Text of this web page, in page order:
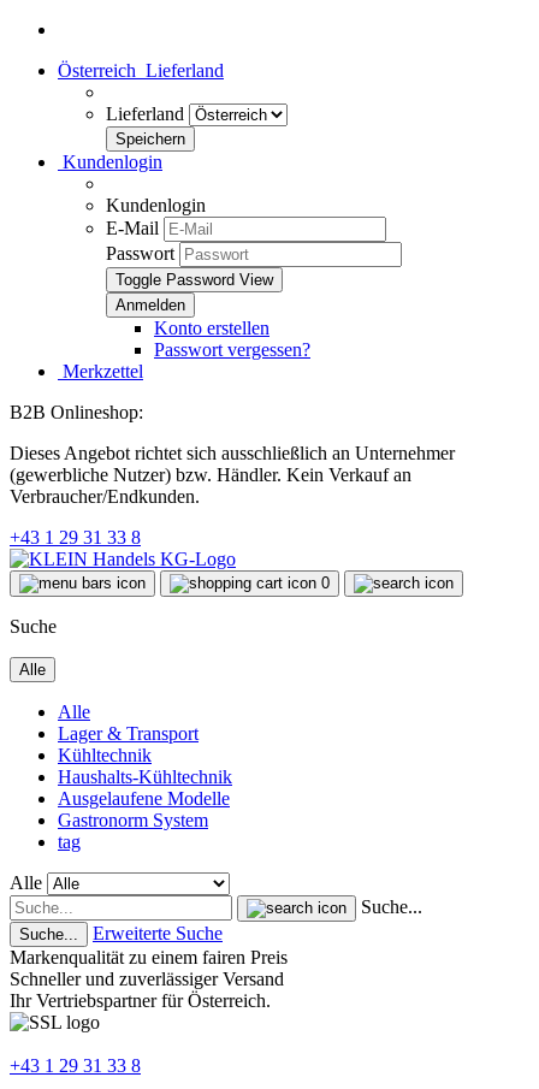
Österreich Lieferland
Lieferland
Kundenlogin
Kundenlogin
E-Mail
Passwort
Toggle Password View
Konto erstellen
Passwort vergessen?
Merkzettel
B2B Onlineshop:
Dieses Angebot richtet sich ausschließlich an Unternehmer
(gewerbliche Nutzer) bzw. Händler. Kein Verkauf an
Verbraucher/Endkunden.
+43 1 29 31 33 8
0
Suche
Alle
Alle
Lager & Transport
Kühltechnik
Haushalts-Kühltechnik
Ausgelaufene Modelle
Gastronorm System
tag
Alle
Suche...
Suche...
Erweiterte Suche
Markenqualität zu einem fairen Preis
Schneller und zuverlässiger Versand
Ihr Vertriebspartner für Österreich.
+43 1 29 31 33 8